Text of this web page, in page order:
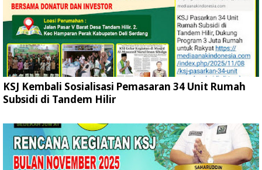
KSJ Kembali Sosialisasi Pemasaran 34 Unit Rumah
Subsidi di Tandem Hilir